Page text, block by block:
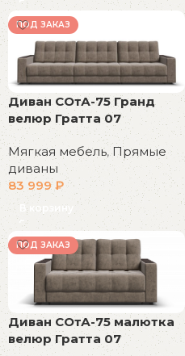
ПОД ЗАКАЗ
Диван СОтА-75 Гранд
велюр Гратта 07
Мягкая мебель,Прямые
диваны
83 999₽
В корзину
ПОД ЗАКАЗ
Диван СОтА-75 малютка
велюр Гратта 07